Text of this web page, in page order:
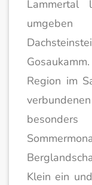
Lammertal
Region im
Klein ein